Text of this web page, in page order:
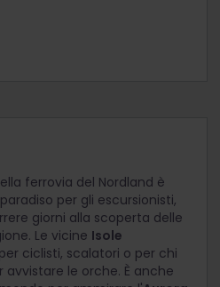
ferrovia del Nordland è
per gli escursionisti,
giorni alla scoperta delle
Le vicine Isole
ciclisti, scalatori o per chi
le orche. È anche